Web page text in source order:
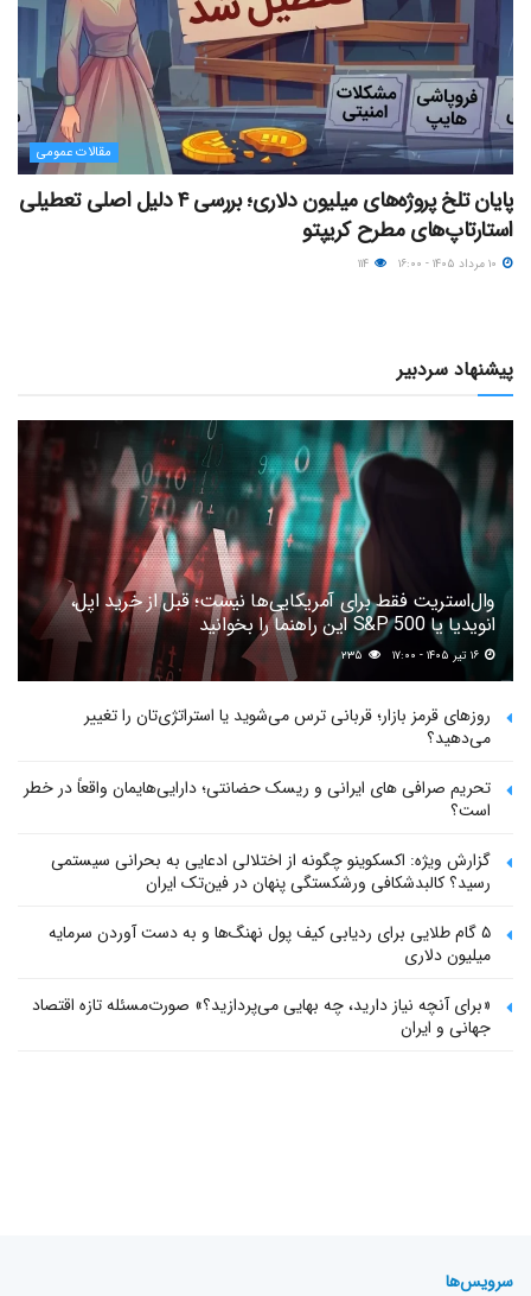
مقالات عمومی
پایان تلخ پروژه‌های میلیون دلاری؛ بررسی ۴ دلیل اصلی تعطیلی
استارتاپ‌های مطرح کریپتو
پیشنهاد سردبیر
وال‌استریت فقط برای آمریکایی‌ها نیست؛ قبل از خرید اپل،
انویدیا یا S&P 500 این راهنما را بخوانید
۲۳۵
روزهای قرمز بازار؛ قربانی ترس می‌شوید یا استراتژی‌تان را تغییر
می‌دهید؟
تحریم صرافی های ایرانی و ریسک حضانتی؛ دارایی‌هایمان واقعاً در خطر
است؟
گزارش ویژه: اکسکوینو چگونه از اختلالی ادعایی به بحرانی سیستمی
رسید؟ کالبدشکافی ورشکستگی پنهان در فین‌تک ایران
۵ گام طلایی برای ردیابی کیف پول‌ نهنگ‌ها و به دست آوردن سرمایه
میلیون دلاری
«برای آنچه نیاز دارید، چه بهایی می‌پردازید؟» صورت‌مسئله تازه اقتصاد
جهانی و ایران
سرویس‌ها